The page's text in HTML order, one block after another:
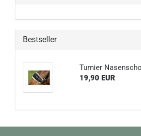
Bestseller
Turnier
19,90 EUR